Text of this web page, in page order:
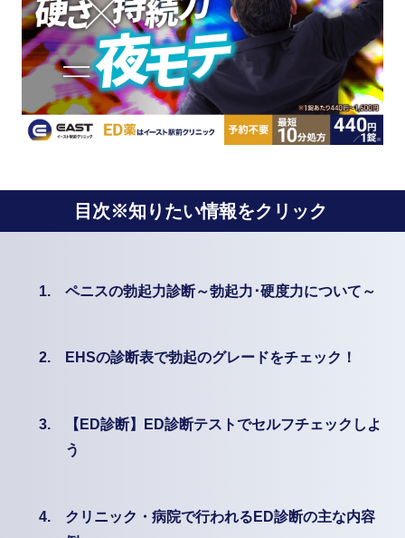
目次※知りたい情報をクリック
1. ペニスの勃起力診断～勃起力･硬度力について～
2. EHSの診断表で勃起のグレードをチェック！
3.
【ED診断】ED診断テストでセルフチェックしよ
う
4.
クリニック・病院で行われるED診断の主な内容